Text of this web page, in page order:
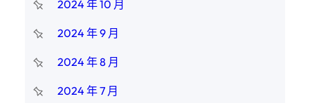
2024 年 10 月
2024 年 9 月
2024 年 8 月
2024 年 7 月